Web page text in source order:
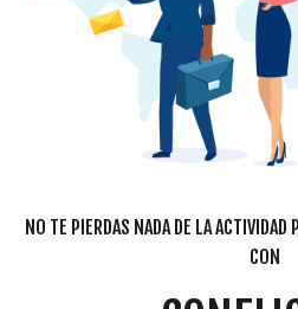
NO TE PIERDAS NADA DE LA ACTIVIDAD
CON